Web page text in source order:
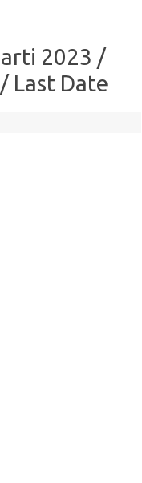
2023 /
Last Date